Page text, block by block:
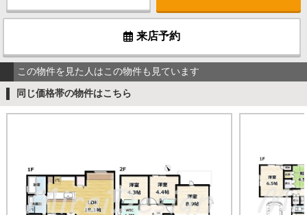
来店予約
この物件を見た人はこの物件も見ています
同じ価格帯の物件はこちら